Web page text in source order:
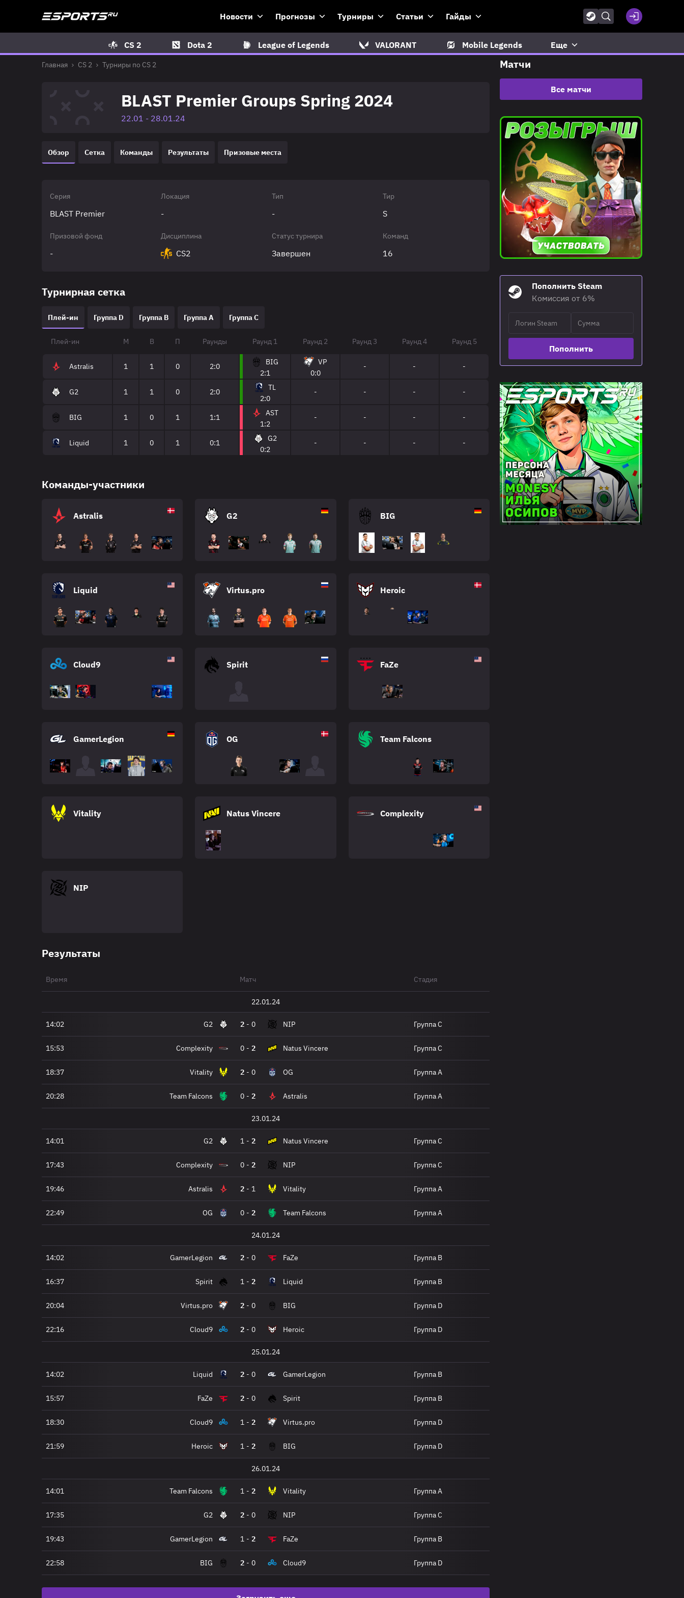
Новости Прогнозы Турниры Статьи Гайды
CS 2 Dota 2 League of Legends VALORANT Mobile Legends Еще
Главная CS 2 Турниры по CS 2
BLAST Premier Groups Spring 2024
22.01 - 28.01.24
Обзор Сетка Команды Результаты Призовые места
Серия
BLAST Premier
Локация
-
Тип
-
Тир
S
Призовой фонд
-
Дисциплина
CS2
Статус турнира
Завершен
Команд
16
Турнирная сетка
Плей-ин Группа D Группа B Группа A Группа C
Плей-ин М В П Раунды Раунд 1 Раунд 2 Раунд 3 Раунд 4 Раунд 5
Astralis 1 1 0 2:0
BIG
2:1
VP
0:0
- - -
G2 1 1 0 2:0
TL
2:0
- - - -
BIG 1 0 1 1:1
AST
1:2
- - - -
Liquid 1 0 1 0:1
G2
0:2
- - - -
Команды-участники
Astralis G2 BIG
Liquid Virtus.pro Heroic
Cloud9 Spirit FaZe
GamerLegion OG Team Falcons
Vitality Natus Vincere Complexity
NIP
Результаты
Время Матч Стадия
22.01.24
14:02 G2 2 - 0 NIP Группа C
15:53 Complexity 0 - 2 Natus Vincere Группа C
18:37 Vitality 2 - 0 OG Группа A
20:28 Team Falcons 0 - 2 Astralis Группа A
23.01.24
14:01 G2 1 - 2 Natus Vincere Группа C
17:43 Complexity 0 - 2 NIP Группа C
19:46 Astralis 2 - 1 Vitality Группа A
22:49 OG 0 - 2 Team Falcons Группа A
24.01.24
14:02 GamerLegion 2 - 0 FaZe Группа B
16:37 Spirit 1 - 2 Liquid Группа B
20:04 Virtus.pro 2 - 0 BIG Группа D
22:16 Cloud9 2 - 0 Heroic Группа D
25.01.24
14:02 Liquid 2 - 0 GamerLegion Группа B
15:57 FaZe 2 - 0 Spirit Группа B
18:30 Cloud9 1 - 2 Virtus.pro Группа D
21:59 Heroic 1 - 2 BIG Группа D
26.01.24
14:01 Team Falcons 1 - 2 Vitality Группа A
17:35 G2 2 - 0 NIP Группа C
19:43 GamerLegion 1 - 2 FaZe Группа B
22:58 BIG 2 - 0 Cloud9 Группа D
Матчи
Все матчи
Пополнить Steam
Комиссия от 6%
Пополнить